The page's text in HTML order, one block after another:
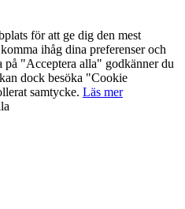
för att ge dig den mest
ihåg dina preferenser och
på "Acceptera alla" godkänner du
dock besöka "Cookie
samtycke. Läs mer